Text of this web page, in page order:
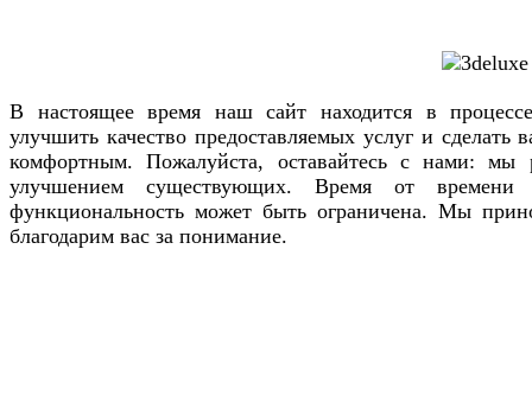
В настоящее время наш сайт находится в
улучшить качество предоставляемых услуг и
комфортным. Пожалуйста, оставайтесь с нами:
улучшением существующих. Время от
функциональность может быть ограничена. Мы
благодарим вас за понимание.